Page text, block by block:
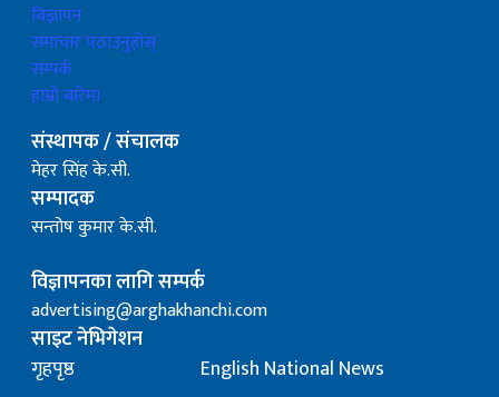
बिज्ञापन
समाचार पठाउनुहोस्
सम्पर्क
हाम्रो बारेमा
संस्थापक / संचालक
मेहर सिंह के.सी.
सम्पादक
सन्तोष कुमार के.सी.
विज्ञापनका लागि सम्पर्क
advertising@arghakhanchi.com
साइट नेभिगेशन
गृहपृष्ठ
English National News